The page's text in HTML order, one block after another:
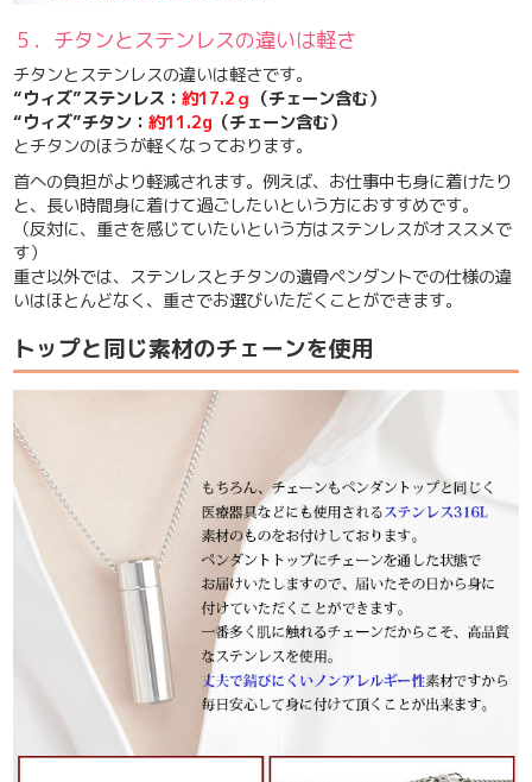
５．チタンとステンレスの違いは軽さ
チタンとステンレスの違いは軽さです。
“ウィズ”ステンレス：約17.2ｇ （チェーン含む）
“ウィズ”チタン：約11.2g （チェーン含む）
とチタンのほうが軽くなっております。
首への負担がより軽減されます。例えば、 お仕事中も身に着けたり
と、長い時間身に着けて過ごしたいという方におすすめです。
（反対に、重さを感じていたいという方はステンレスがオススメで
す）
重さ以外では、ステンレスとチタンの遺骨ペンダントでの仕様の違
いはほとんどなく、重さでお選びいただくことができます。
トップと同じ素材のチェーンを使用